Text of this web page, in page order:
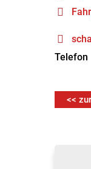
Telefon
<<